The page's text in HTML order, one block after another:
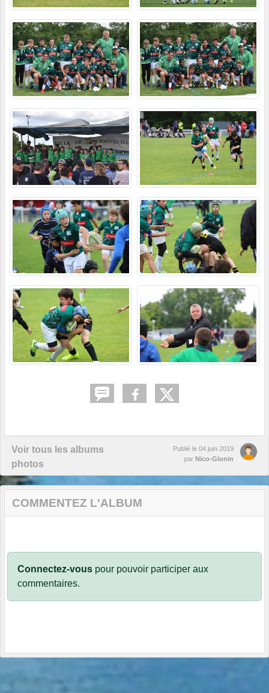
Voir tous les albums
photos
Publié le 04 juin 2019
par Nico-Glonin
COMMENTEZ L'ALBUM
Connectez-vous pour pouvoir participer aux
commentaires.